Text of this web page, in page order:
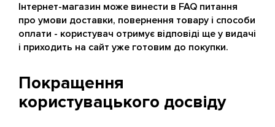
Інтернет-магазин може винести в FAQ питання
про умови доставки, повернення товару і способи
оплати - користувач отримує відповіді ще у видачі
і приходить на сайт уже готовим до покупки.
Покращення
користувацького досвіду